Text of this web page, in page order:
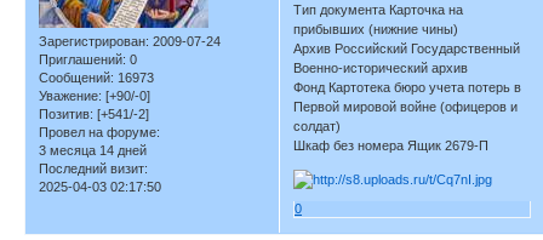
Зарегистрирован: 2009-07-24
Приглашений: 0
Сообщений: 16973
Уважение: [+90/-0]
Позитив: [+541/-2]
Провел на форуме:
3 месяца 14 дней
Последний визит:
2025-04-03 02:17:50
Тип документа Карточка на
прибывших (нижние чины)
Архив Российский Государственный
Военно-исторический архив
Фонд Картотека бюро учета потерь в
Первой мировой войне (офицеров и
солдат)
Шкаф без номера Ящик 2679-П
0